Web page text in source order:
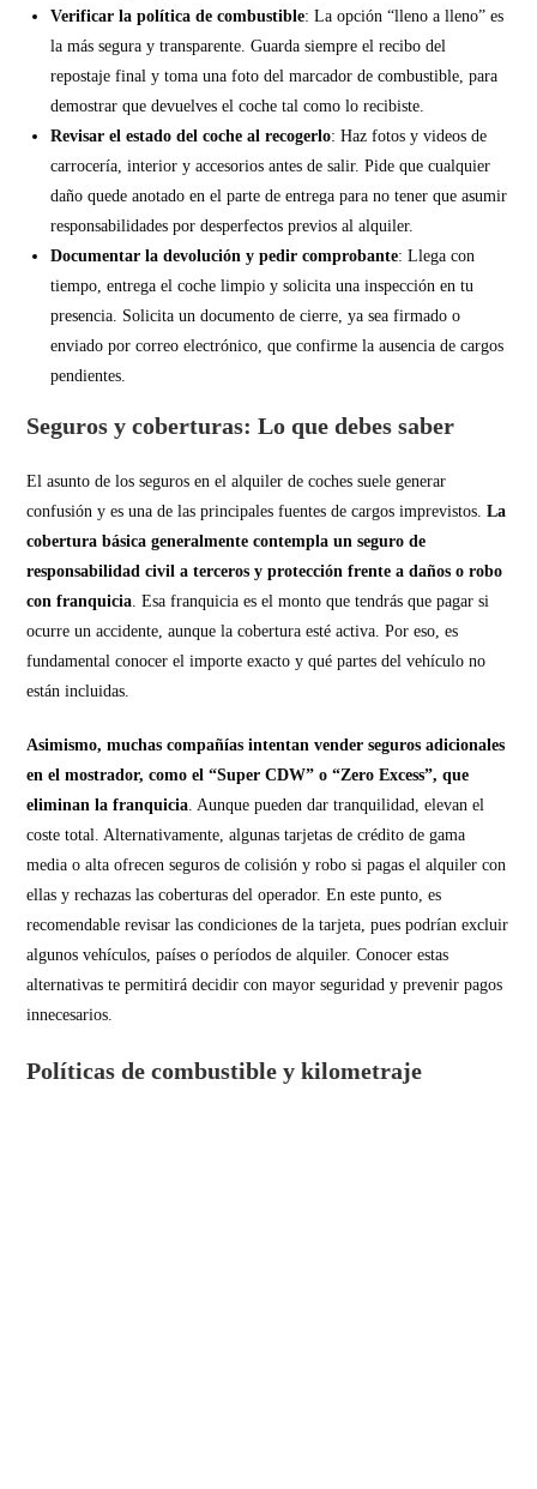
Verificar la política de combustible: La opción “lleno a lleno” es
la más segura y transparente. Guarda siempre el recibo del
repostaje final y toma una foto del marcador de combustible, para
demostrar que devuelves el coche tal como lo recibiste.
Revisar el estado del coche al recogerlo: Haz fotos y videos de
carrocería, interior y accesorios antes de salir. Pide que cualquier
daño quede anotado en el parte de entrega para no tener que asumir
responsabilidades por desperfectos previos al alquiler.
Documentar la devolución y pedir comprobante: Llega con
tiempo, entrega el coche limpio y solicita una inspección en tu
presencia. Solicita un documento de cierre, ya sea firmado o
enviado por correo electrónico, que confirme la ausencia de cargos
pendientes.
Seguros y coberturas: Lo que debes saber
El asunto de los seguros en el alquiler de coches suele generar
confusión y es una de las principales fuentes de cargos imprevistos.La
cobertura básica generalmente contempla un seguro de
responsabilidad civil a terceros y protección frente a daños o robo
con franquicia. Esa franquicia es el monto que tendrás que pagar si
ocurre un accidente, aunque la cobertura esté activa. Por eso, es
fundamental conocer el importe exacto y qué partes del vehículo no
están incluidas.
Asimismo, muchas compañías intentan vender seguros adicionales
en el mostrador, como el “Super CDW” o “Zero Excess”, que
eliminan la franquicia. Aunque pueden dar tranquilidad, elevan el
coste total. Alternativamente, algunas tarjetas de crédito de gama
media o alta ofrecen seguros de colisión y robo si pagas el alquiler con
ellas y rechazas las coberturas del operador. En este punto, es
recomendable revisar las condiciones de la tarjeta, pues podrían excluir
algunos vehículos, países o períodos de alquiler. Conocer estas
alternativas te permitirá decidir con mayor seguridad y prevenir pagos
innecesarios.
Políticas de combustible y kilometraje